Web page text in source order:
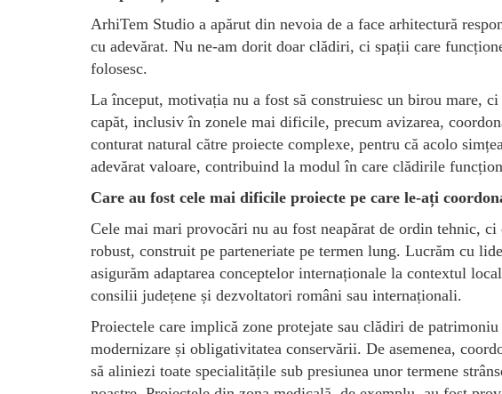
ArhiTem Studio a apărut din nevoia de a face arhitectură
cu adevărat. Nu ne-am dorit doar clădiri, ci spații care
folosesc.
La început, motivația nu a fost să construiesc un birou mare,
capăt, inclusiv în zonele mai dificile, precum avizarea,
conturat natural către proiecte complexe, pentru că acolo
adevărat valoare, contribuind la modul în care clădirile
Care au fost cele mai dificile proiecte pe care le-ați
Cele mai mari provocări nu au fost neapărat de ordin tehnic,
robust, construit pe parteneriate pe termen lung. Lucrăm cu
asigurăm adaptarea conceptelor internaționale la contextul
consilii județene și dezvoltatori români sau internaționali.
Proiectele care implică zone protejate sau clădiri de
modernizare și obligativitatea conservării. De asemenea,
să aliniezi toate specialitățile sub presiunea unor termene